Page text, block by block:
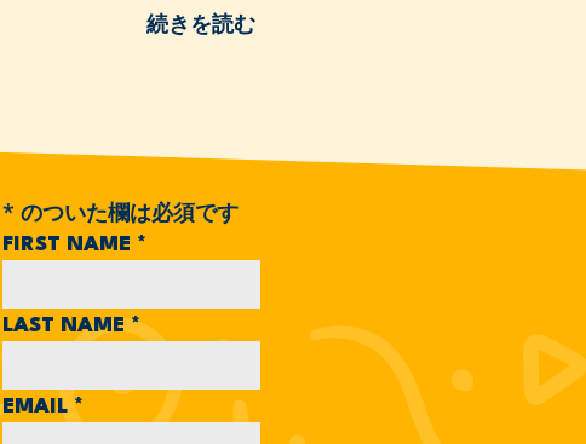
続きを読む
* のついた欄は必須です
FIRST NAME *
LAST NAME *
EMAIL *